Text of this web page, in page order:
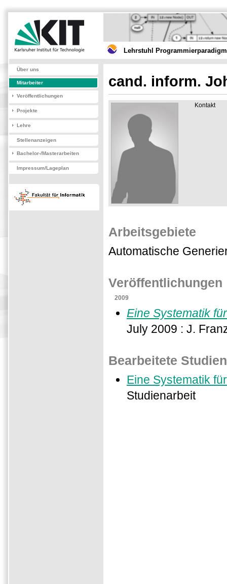
Lehrstuhl
Über uns
Mitarbeiter
Veröffentlichungen
Projekte
Lehre
Stellenanzeigen
Bachelor-/Masterarbeiten
Impressum/Lageplan
cand. inform.
Kontakt
Arbeitsgebiete
Automatische
Veröffentlichungen
2009
Eine Systematik
July 2009 : J.
Bearbeitete
Eine Systematik
Studienarbeit